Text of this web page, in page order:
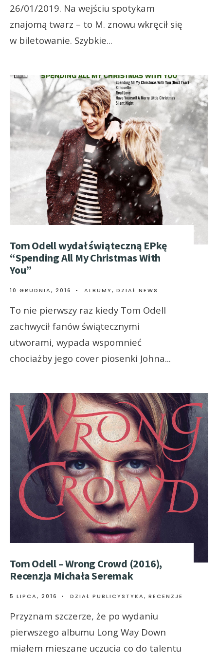
26/01/2019. Na wejściu spotykam
znajomą twarz – to M. znowu wkręcił się
w biletowanie. Szybkie...
Tom Odell wydał świąteczną EPkę
“Spending All My Christmas With
You”
10 GRUDNIA, 2016 • ALBUMY, DZIAŁ NEWS
To nie pierwszy raz kiedy Tom Odell
zachwycił fanów świątecznymi
utworami, wypada wspomnieć
chociażby jego cover piosenki Johna...
Tom Odell – Wrong Crowd (2016),
Recenzja Michała Seremak
5 LIPCA, 2016 • DZIAŁ PUBLICYSTYKA, RECENZJE
Przyznam szczerze, że po wydaniu
pierwszego albumu Long Way Down
miałem mieszane uczucia co do talentu